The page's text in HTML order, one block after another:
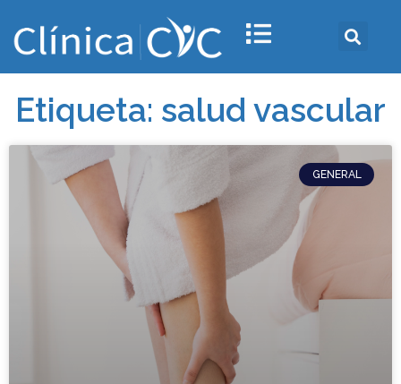
Etiqueta: salud vascular
GENERAL